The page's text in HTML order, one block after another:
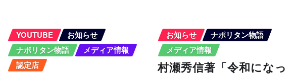
YOUTUBE
お知らせ
ナポリタン物語
メディア情報
認定店
お知らせ
ナポリタン物語
メディア情報
村瀬秀信著「令和になっ